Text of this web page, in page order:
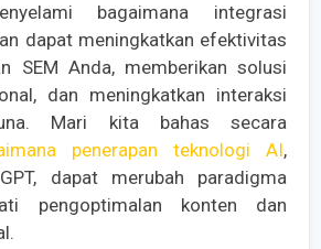
bagaimana integrasi
dapat meningkatkan efektivitas
SEM Anda, memberikan solusi
dan meningkatkan interaksi
Mari kita bahas secara
penerapan teknologi AI,
dapat merubah paradigma
pengoptimalan konten dan